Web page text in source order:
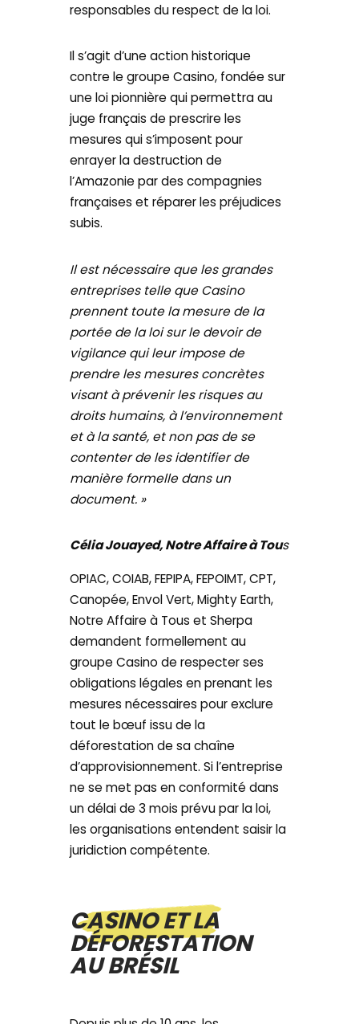
responsables du respect de la loi.
Il s’agit d’une action historique
contre le groupe Casino, fondée sur
une loi pionnière qui permettra au
juge français de prescrire les
mesures qui s’imposent pour
enrayer la destruction de
l’Amazonie par des compagnies
françaises et réparer les préjudices
subis.
Il est nécessaire que les grandes
entreprises telle que Casino
prennent toute la mesure de la
portée de la loi sur le devoir de
vigilance qui leur impose de
prendre les mesures concrètes
visant à prévenir les risques au
droits humains, à l’environnement
et à la santé, et non pas de se
contenter de les identifier de
manière formelle dans un
document. »
Célia Jouayed, Notre Affaire à Tous
OPIAC, COIAB, FEPIPA, FEPOIMT, CPT,
Canopée, Envol Vert, Mighty Earth,
Notre Affaire à Tous et Sherpa
demandent formellement au
groupe Casino de respecter ses
obligations légales en prenant les
mesures nécessaires pour exclure
tout le bœuf issu de la
déforestation de sa chaîne
d’approvisionnement. Si l’entreprise
ne se met pas en conformité dans
un délai de 3 mois prévu par la loi,
les organisations entendent saisir la
juridiction compétente.
CASINO ET LA
DÉFORESTATION
AU BRÉSIL